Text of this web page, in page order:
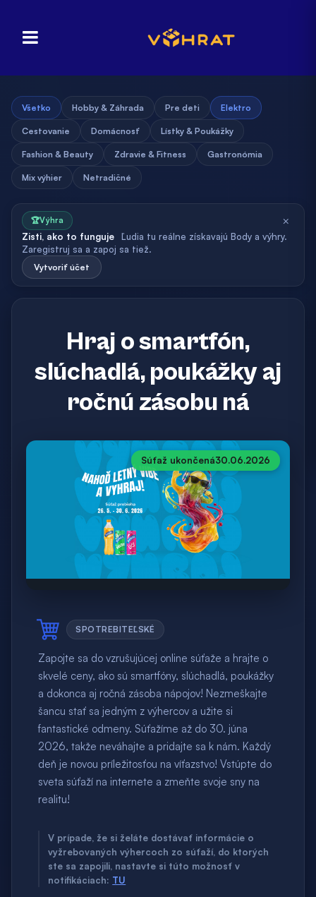
Všetko Hobby & Záhrada Pre deti Elektro
Cestovanie Domácnosť Lístky & Poukážky
Fashion & Beauty Zdravie & Fitness Gastronómia
Mix výhier Netradičné
🏆Výhra
Zisti, ako to funguje
Ľudia tu reálne získavajú Body a výhry.
Zaregistruj sa a zapoj sa tiež.
Vytvoriť účet
×
Hraj o smartfón,
slúchadlá, poukážky aj
ročnú zásobu ná
Súťaž ukončená30.06.2026
SPOTREBITEĽSKÉ
Zapojte sa do vzrušujúcej online súťaže a hrajte o
skvelé ceny, ako sú smartfóny, slúchadlá, poukážky
a dokonca aj ročná zásoba nápojov! Nezmeškajte
šancu stať sa jedným z výhercov a užite si
fantastické odmeny. Súťažíme až do 30. júna
2026, takže neváhajte a pridajte sa k nám. Každý
deň je novou príležitosťou na víťazstvo! Vstúpte do
sveta súťaží na internete a zmeňte svoje sny na
realitu!
V prípade, že si želáte dostávať informácie o
vyžrebovaných výhercoch zo súťaží, do ktorých
ste sa zapojili, nastavte si túto možnosť v
notifikáciach: TU